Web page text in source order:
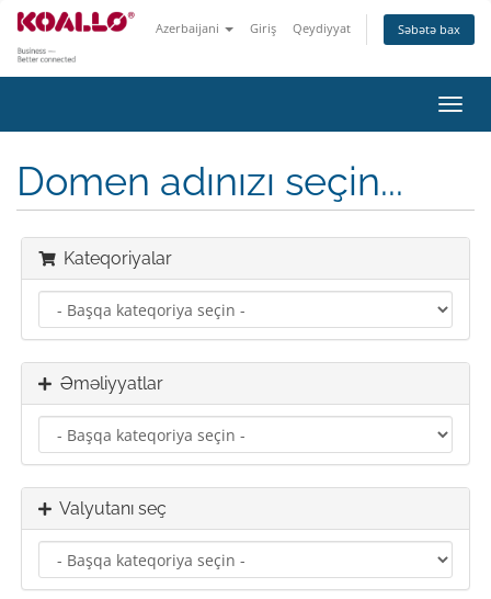
Azerbaijani Giriş Qeydiyyat Səbətə bax
keçid
Domen adınızı seçin...
Kateqoriyalar
Əməliyyatlar
Valyutanı seç